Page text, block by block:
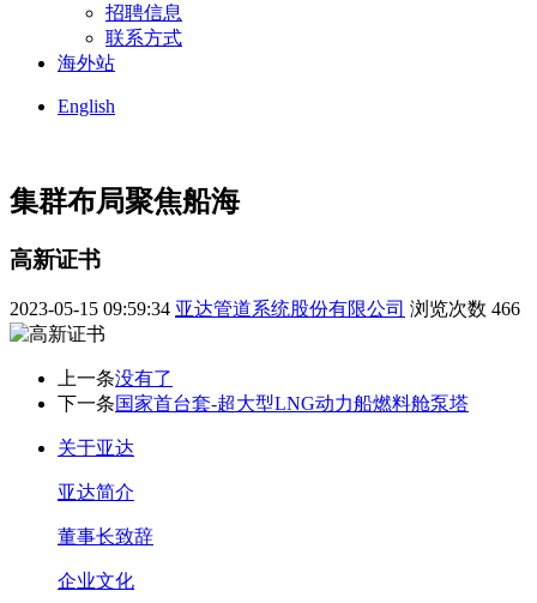
招聘信息
联系方式
海外站
English
集群布局聚焦船海
高新证书
2023-05-15 09:59:34 亚达管道系统股份有限公司 浏览次数 466
上一条没有了
下一条国家首台套-超大型LNG动力船燃料舱泵塔
关于亚达
亚达简介
董事长致辞
企业文化